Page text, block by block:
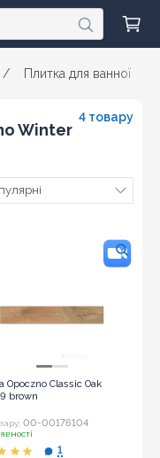
/ Плитка для ванної
Winter
4 товару
Opoczno Classic Oak
brown
00-00176104
1